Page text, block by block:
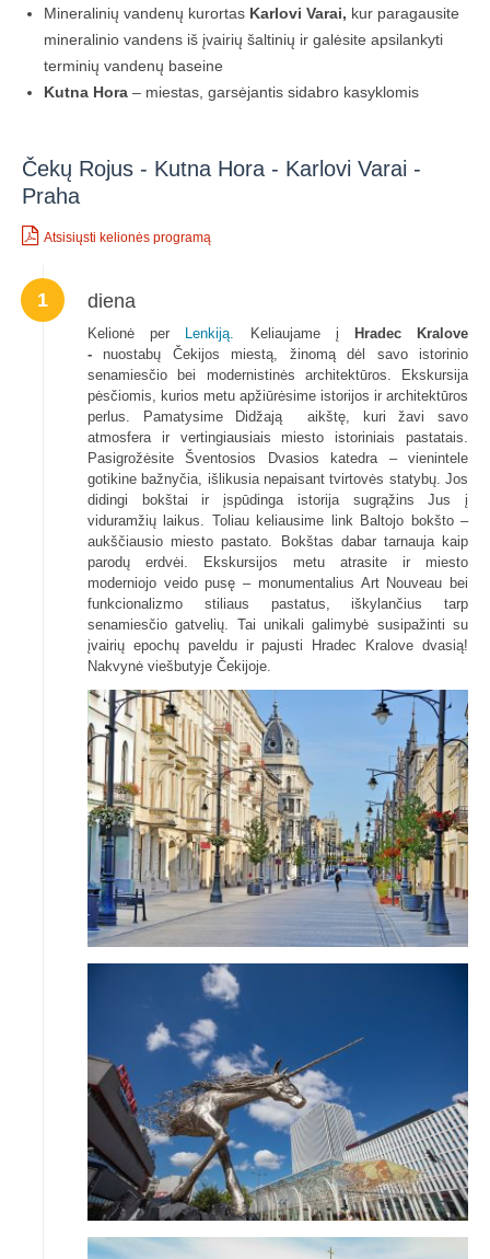
Mineralinių vandenų kurortas Karlovi Varai, kur paragausite
mineralinio vandens iš įvairių šaltinių ir galėsite apsilankyti
terminių vandenų baseine
Kutna Hora – miestas, garsėjantis sidabro kasyklomis
Čekų Rojus - Kutna Hora - Karlovi Varai -
Praha
Atsisiųsti kelionės programą
1 diena
Kelionė per Lenkiją. Keliaujame į Hradec Kralove
- nuostabų Čekijos miestą, žinomą dėl savo istorinio
senamiesčio bei modernistinės architektūros. Ekskursija
pėsčiomis, kurios metu apžiūrėsime istorijos ir architektūros
perlus. Pamatysime Didžają aikštę, kuri žavi savo
atmosfera ir vertingiausiais miesto istoriniais pastatais.
Pasigrožėsite Šventosios Dvasios katedra – vienintele
gotikine bažnyčia, išlikusia nepaisant tvirtovės statybų. Jos
didingi bokštai ir įspūdinga istorija sugrąžins Jus į
viduramžių laikus. Toliau keliausime link Baltojo bokšto –
aukščiausio miesto pastato. Bokštas dabar tarnauja kaip
parodų erdvėi. Ekskursijos metu atrasite ir miesto
moderniojo veido pusę – monumentalius Art Nouveau bei
funkcionalizmo stiliaus pastatus, iškylančius tarp
senamiesčio gatvelių. Tai unikali galimybė susipažinti su
įvairių epochų paveldu ir pajusti Hradec Kralove dvasią!
Nakvynė viešbutyje Čekijoje.